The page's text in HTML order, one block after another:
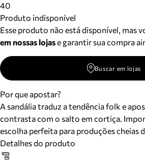
40
Produto indisponível
Esse produto não está disponível, mas
em nossas lojase garantir sua compra
Buscar em lojas
Por que apostar?
A sandália traduz a tendência folk e
contrasta com o salto em cortiça.
escolha perfeita para produções cheias
Detalhes do produto